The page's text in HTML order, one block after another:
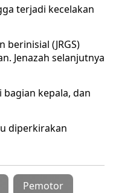
terjadi kecelakan
(JRGS)
Jenazah selanjutnya
kepala, dan
diperkirakan
Pemotor